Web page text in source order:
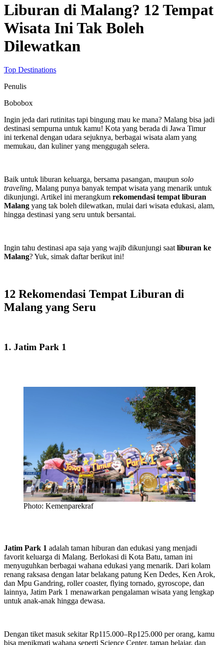
Liburan di Malang? 12 Tempat
Wisata Ini Tak Boleh
Dilewatkan
Top Destinations
Penulis
Bobobox
Ingin jeda dari rutinitas tapi bingung mau ke mana? Malang bisa jadi
destinasi sempurna untuk kamu! Kota yang berada di Jawa Timur
ini terkenal dengan udara sejuknya, berbagai wisata alam yang
memukau, dan kuliner yang menggugah selera.
Baik untuk liburan keluarga, bersama pasangan, maupun solo
traveling, Malang punya banyak tempat wisata yang menarik untuk
dikunjungi. Artikel ini merangkum rekomendasi tempat liburan
Malang yang tak boleh dilewatkan, mulai dari wisata edukasi, alam,
hingga destinasi yang seru untuk bersantai.
Ingin tahu destinasi apa saja yang wajib dikunjungi saat liburan ke
Malang? Yuk, simak daftar berikut ini!
12 Rekomendasi Tempat Liburan di
Malang yang Seru
1. Jatim Park 1
Photo: Kemenparekraf
Jatim Park 1 adalah taman hiburan dan edukasi yang menjadi
favorit keluarga di Malang. Berlokasi di Kota Batu, taman ini
menyuguhkan berbagai wahana edukasi yang menarik. Dari kolam
renang raksasa dengan latar belakang patung Ken Dedes, Ken Arok,
dan Mpu Gandring, roller coaster, flying tornado, gyroscope, dan
lainnya, Jatim Park 1 menawarkan pengalaman wisata yang lengkap
untuk anak-anak hingga dewasa.
Dengan tiket masuk sekitar Rp115.000–Rp125.000 per orang, kamu
bisa menikmati wahana seperti Science Center, taman belajar, dan